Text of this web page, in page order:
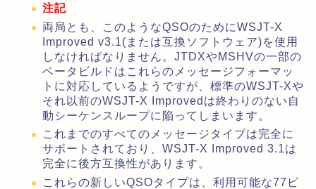
注記
両局とも、このようなQSOのためにWSJT-X
Improved v3.1(または互換ソフトウェア)を使用
しなければなりません。JTDXやMSHVの一部の
ベータビルドはこれらのメッセージフォーマッ
トに対応しているようですが、標準のWSJT-Xや
それ以前のWSJT-X Improvedは終わりのない自
動シーケンスループに陥ってしまいます。
これまでのすべてのメッセージタイプは完全に
サポートされており、WSJT-X Improved 3.1は
完全に後方互換性があります。
これらの新しいQSOタイプは、利用可能な77ビ